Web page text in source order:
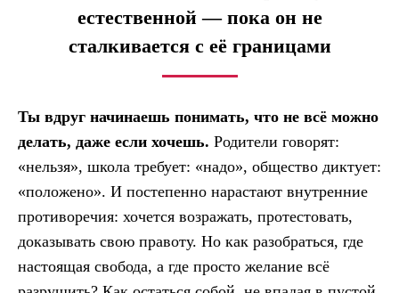
естественной — пока он не
сталкивается с её границами
Ты вдруг начинаешь понимать, что не всё можно
делать, даже если хочешь. Родители говорят:
«нельзя», школа требует: «надо», общество диктует:
«положено». И постепенно нарастают внутренние
противоречия: хочется возражать, протестовать,
доказывать свою правоту. Но как разобраться, где
настоящая свобода, а где просто желание всё